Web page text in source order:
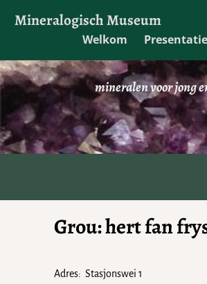
Mineralogisch Museum
Welkom
mineralen voor jong
Grou: hert fan
Adres: Stasjonswei 1